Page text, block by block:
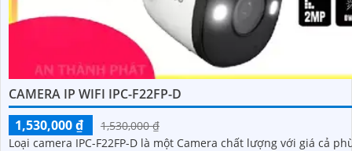
CAMERA IP WIFI IPC-F22FP-D
1,530,000 ₫
1,530,000 ₫
Loại camera IPC-F22FP-D là một Camera chất lượng với giá cả